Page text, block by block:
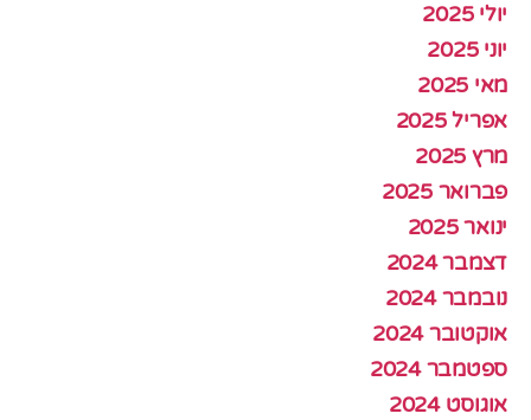
יולי 2025
יוני 2025
מאי 2025
אפריל 2025
מרץ 2025
פברואר 2025
ינואר 2025
דצמבר 2024
נובמבר 2024
אוקטובר 2024
ספטמבר 2024
אוגוסט 2024